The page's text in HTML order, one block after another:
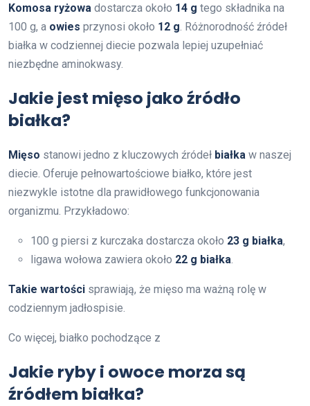
Komosa ryżowa dostarcza około 14 g tego składnika na
100 g, a owies przynosi około 12 g. Różnorodność źródeł
białka w codziennej diecie pozwala lepiej uzupełniać
niezbędne aminokwasy.
Jakie jest mięso jako źródło
białka?
Mięso stanowi jedno z kluczowych źródeł białka w naszej
diecie. Oferuje pełnowartościowe białko, które jest
niezwykle istotne dla prawidłowego funkcjonowania
organizmu. Przykładowo:
100 g piersi z kurczaka dostarcza około 23 g białka,
ligawa wołowa zawiera około 22 g białka.
Takie wartości sprawiają, że mięso ma ważną rolę w
codziennym jadłospisie.
Co więcej, białko pochodzące z
Jakie ryby i owoce morza są
źródłem białka?